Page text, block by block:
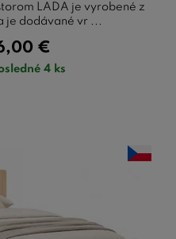
LADA je vyrobené z
je dodávané vr ...
€
4 ks